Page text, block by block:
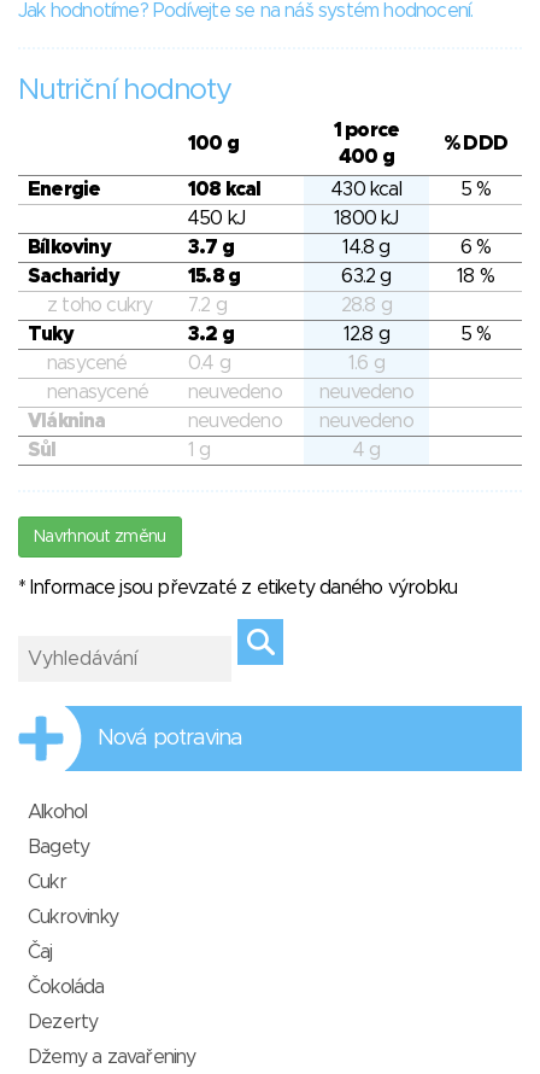
Jak hodnotíme? Podívejte se na náš systém hodnocení.
Nutriční hodnoty
100 g
1 porce
400 g
% DDD
Energie 108 kcal 430 kcal
5 %
450 kJ
1800 kJ
Bílkoviny
3.7 g 14.8 g
6 %
Sacharidy
15.8 g 63.2 g
18 %
z toho cukry
7.2 g
28.8 g
Tuky
3.2 g 12.8 g
5 %
nasycené
0.4 g
1.6 g
nenasycené
neuvedeno
neuvedeno
Vláknina
neuvedeno
neuvedeno
Sůl
1 g 4 g
Navrhnout změnu
* Informace jsou převzaté z etikety daného výrobku
Nová potravina
Alkohol
Bagety
Cukr
Cukrovinky
Čaj
Čokoláda
Dezerty
Džemy a zavařeniny